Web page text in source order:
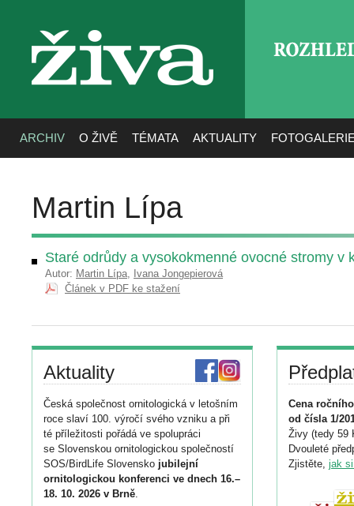
živa
ARCHIV O ŽIVĚ TÉMATA AKTUALITY
Martin Lípa
Staré odrůdy a vysokokmenné ovocné stromy v
Autor: Martin Lípa, Ivana Jongepierová
Článek v PDF ke stažení
Aktuality
Česká společnost ornitologická v letošním
roce slaví 100. výročí svého vzniku a při
té příležitosti pořádá ve spolupráci
se Slovenskou ornitologickou společností
SOS/BirdLife Slovensko jubilejní
ornitologickou konferenci ve dnech 16.–
18. 10. 2026 v Brně.
Cena
od čísla 1/
Živy (tedy 59
Dvouleté
Zjistěte, jak